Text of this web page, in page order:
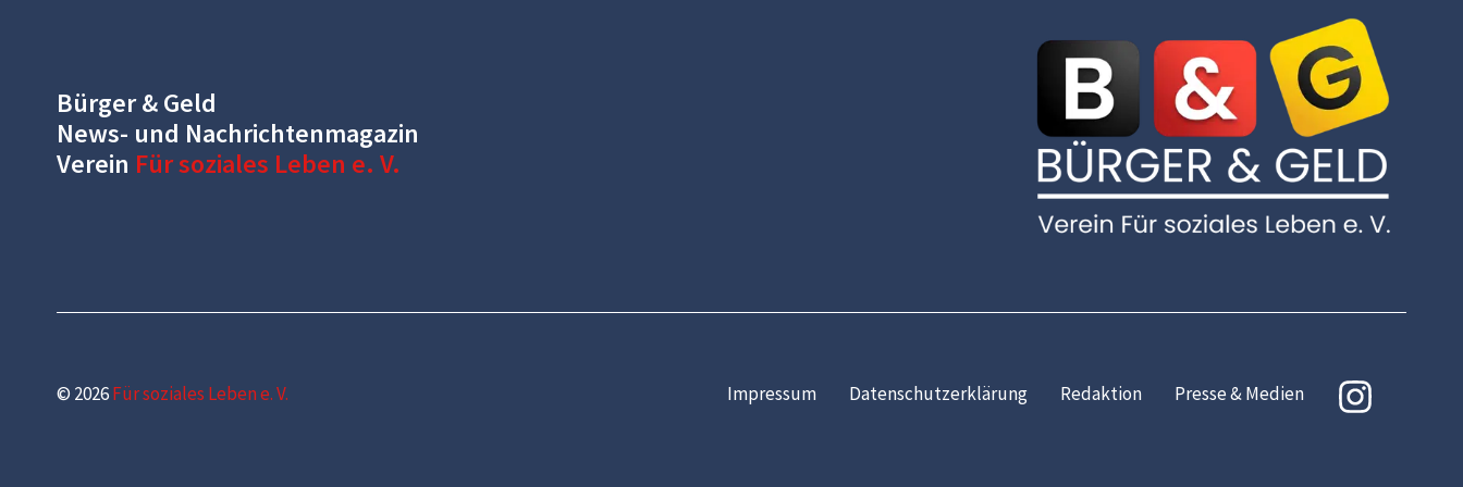
Bürger & Geld
News- und Nachrichtenmagazin
Verein Für soziales Leben e. V.
© 2026Für soziales Leben e. V. Impressum Datenschutzerklärung Redaktion Presse & Medien